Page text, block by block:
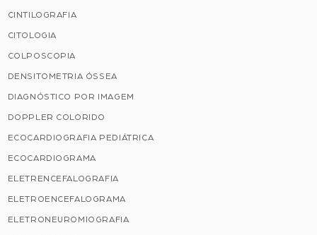
CINTILOGRAFIA
CITOLOGIA
COLPOSCOPIA
DENSITOMETRIA ÓSSEA
DIAGNÓSTICO POR IMAGEM
DOPPLER COLORIDO
ECOCARDIOGRAFIA PEDIÁTRICA
ECOCARDIOGRAMA
ELETRENCEFALOGRAFIA
ELETROENCEFALOGRAMA
ELETRONEUROMIOGRAFIA